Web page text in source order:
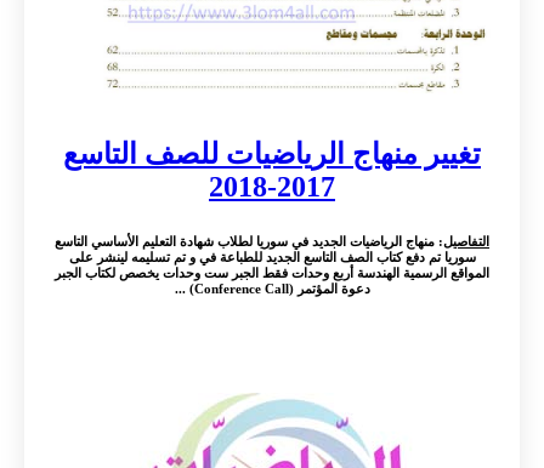
تغيير منهاج الرياضيات للصف التاسع
2017-2018
التفاصيل: منهاج الرياضيات الجديد في سوريا لطلاب شهادة التعليم الأساسي التاسع
سوريا تم دفع كتاب الصف التاسع الجديد للطباعة في و تم تسليمه لينشر على
المواقع الرسمية الهندسة أربع وحدات فقط الجبر ست وحدات يخصص لكتاب الجبر
دعوة المؤتمر (Conference Call) ...